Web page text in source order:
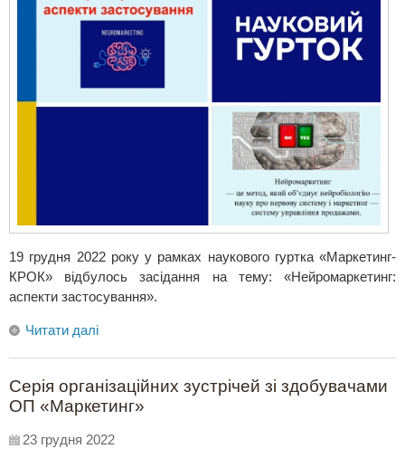
19 грудня 2022 року у рамках наукового гуртка «Маркетинг-
КРОК» відбулось засідання на тему: «Нейромаркетинг:
аспекти застосування».
Читати далі
Серія організаційних зустрічей зі здобувачами
ОП «Маркетинг»
23 грудня 2022